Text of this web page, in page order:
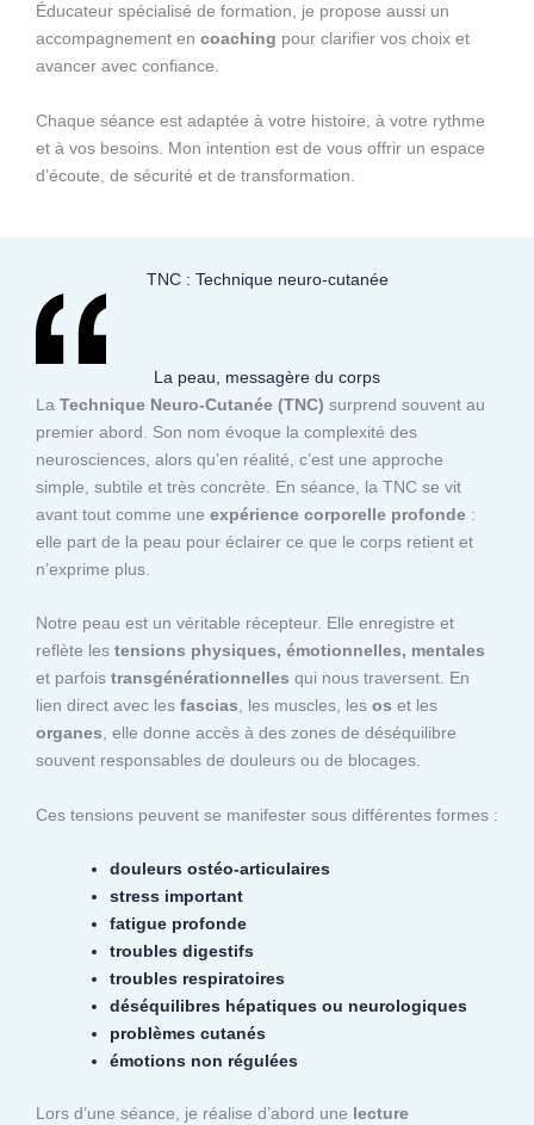
Éducateur spécialisé de formation, je propose aussi un
accompagnement en coaching pour clarifier vos choix et
avancer avec confiance.
Chaque séance est adaptée à votre histoire, à votre rythme
et à vos besoins. Mon intention est de vous offrir un espace
d’écoute, de sécurité et de transformation.
TNC : Technique neuro-cutanée
La peau, messagère du corps
La Technique Neuro-Cutanée (TNC) surprend souvent au
premier abord. Son nom évoque la complexité des
neurosciences, alors qu’en réalité, c’est une approche
simple, subtile et très concrète. En séance, la TNC se vit
avant tout comme une expérience corporelle profonde :
elle part de la peau pour éclairer ce que le corps retient et
n’exprime plus.
Notre peau est un véritable récepteur. Elle enregistre et
reflète les tensions physiques, émotionnelles, mentales
et parfois transgénérationnelles qui nous traversent. En
lien direct avec les fascias, les muscles, les os et les
organes, elle donne accès à des zones de déséquilibre
souvent responsables de douleurs ou de blocages.
Ces tensions peuvent se manifester sous différentes formes :
douleurs ostéo-articulaires
stress important
fatigue profonde
troubles digestifs
troubles respiratoires
déséquilibres hépatiques ou neurologiques
problèmes cutanés
émotions non régulées
Lors d’une séance, je réalise d’abord une lecture